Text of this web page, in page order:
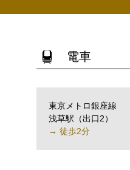
電車
東京メトロ銀座線
浅草駅（出口2）
→ 徒歩2分